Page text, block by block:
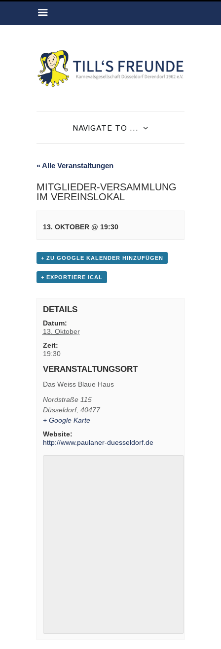
NAVIGATE TO ...
« Alle Veranstaltungen
MITGLIEDER-VERSAMMLUNG
IM VEREINSLOKAL
13. OKTOBER @ 19:30
+ ZU GOOGLE KALENDER HINZUFÜGEN
+ EXPORTIERE ICAL
DETAILS
Datum:
13. Oktober
Zeit:
19:30
VERANSTALTUNGSORT
Das Weiss Blaue Haus
Nordstraße 115
Düsseldorf, 40477
+ Google Karte
Website:
http://www.paulaner-duesseldorf.de